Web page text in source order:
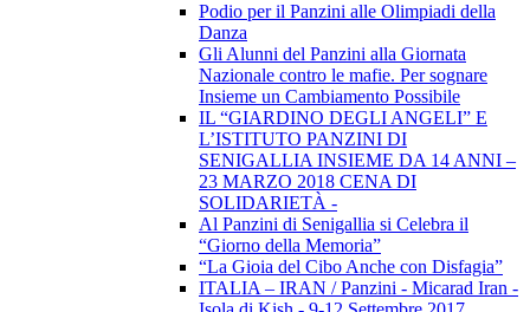
Podio per il Panzini alle Olimpiadi della
Danza
Gli Alunni del Panzini alla Giornata
Nazionale contro le mafie. Per sognare
Insieme un Cambiamento Possibile
IL “GIARDINO DEGLI ANGELI” E
L’ISTITUTO PANZINI DI
SENIGALLIA INSIEME DA 14 ANNI –
23 MARZO 2018 CENA DI
SOLIDARIETÀ -
Al Panzini di Senigallia si Celebra il
“Giorno della Memoria”
“La Gioia del Cibo Anche con Disfagia”
ITALIA – IRAN / Panzini - Micarad Iran -